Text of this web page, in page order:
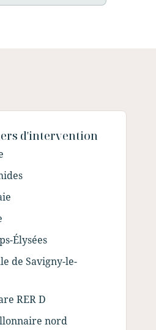
d'intervention
Élysées
de Savigny-le-
RER D
nord